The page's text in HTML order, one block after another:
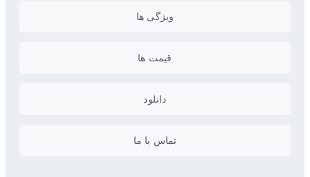
ویژگی ها
قیمت ها
دانلود
تماس با ما